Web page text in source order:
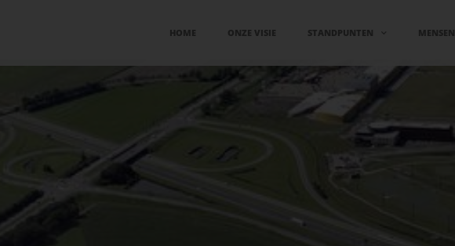
HOME ONZE VISIE STANDPUNTEN MENSEN